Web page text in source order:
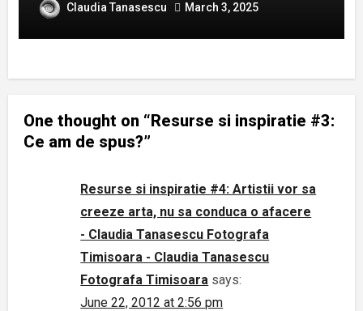
Claudia Tanasescu March 3, 2025
One thought on “Resurse si inspiratie #3:
Ce am de spus?”
Resurse si inspiratie #4: Artistii vor sa
creeze arta, nu sa conduca o afacere
- Claudia Tanasescu Fotografa
Timisoara - Claudia Tanasescu
Fotografa Timisoara says:
June 22, 2012 at 2:56 pm